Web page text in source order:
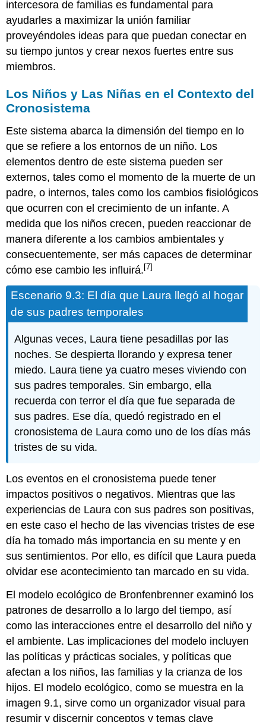
intercesora de familias es fundamental para
ayudarles a maximizar la unión familiar
proveyéndoles ideas para que puedan conectar en
su tiempo juntos y crear nexos fuertes entre sus
miembros.
Los Niños y Las Niñas en el Contexto del
Cronosistema
Este sistema abarca la dimensión del tiempo en lo
que se refiere a los entornos de un niño. Los
elementos dentro de este sistema pueden ser
externos, tales como el momento de la muerte de un
padre, o internos, tales como los cambios fisiológicos
que ocurren con el crecimiento de un infante. A
medida que los niños crecen, pueden reaccionar de
manera diferente a los cambios ambientales y
consecuentemente, ser más capaces de determinar
cómo ese cambio les influirá. [7]
Escenario 9.3: El día que Laura llegó al hogar
de sus padres temporales
Algunas veces, Laura tiene pesadillas por las
noches. Se despierta llorando y expresa tener
miedo. Laura tiene ya cuatro meses viviendo con
sus padres temporales. Sin embargo, ella
recuerda con terror el día que fue separada de
sus padres. Ese día, quedó registrado en el
cronosistema de Laura como uno de los días más
tristes de su vida.
Los eventos en el cronosistema puede tener
impactos positivos o negativos. Mientras que las
experiencias de Laura con sus padres son positivas,
en este caso el hecho de las vivencias tristes de ese
día ha tomado más importancia en su mente y en
sus sentimientos. Por ello, es difícil que Laura pueda
olvidar ese acontecimiento tan marcado en su vida.
El modelo ecológico de Bronfenbrenner examinó los
patrones de desarrollo a lo largo del tiempo, así
como las interacciones entre el desarrollo del niño y
el ambiente. Las implicaciones del modelo incluyen
las políticas y prácticas sociales, y políticas que
afectan a los niños, las familias y la crianza de los
hijos. El modelo ecológico, como se muestra en la
imagen 9.1, sirve como un organizador visual para
resumir y discernir conceptos y temas clave